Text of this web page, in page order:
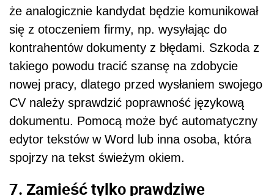
że analogicznie kandydat będzie komunikował
się z otoczeniem firmy, np. wysyłając do
kontrahentów dokumenty z błędami. Szkoda z
takiego powodu tracić szansę na zdobycie
nowej pracy, dlatego przed wysłaniem swojego
CV należy sprawdzić poprawność językową
dokumentu. Pomocą może być automatyczny
edytor tekstów w Word lub inna osoba, która
spojrzy na tekst świeżym okiem.
7. Zamieść tylko prawdziwe